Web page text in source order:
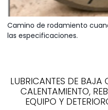
Camino de rodamiento
las especificaciones.
LUBRICANTES DE BAJA
CALENTAMIENTO,
EQUIPO Y